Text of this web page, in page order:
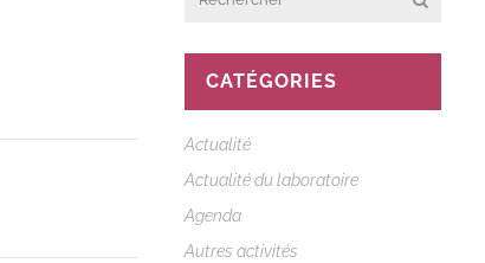
CATÉGORIES
Actualité
Actualité du laboratoire
Agenda
Autres activités